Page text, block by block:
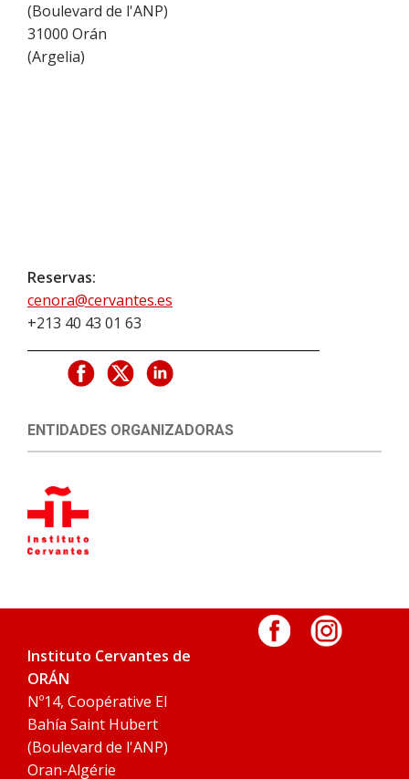
(Boulevard de l'ANP)
31000 Orán
(Argelia)
Reservas:
cenora@cervantes.es
+213 40 43 01 63
ENTIDADES ORGANIZADORAS
Instituto Cervantes de
ORÁN
Nº14, Coopérative El
Bahía Saint Hubert
(Boulevard de l'ANP)
Oran-Algérie